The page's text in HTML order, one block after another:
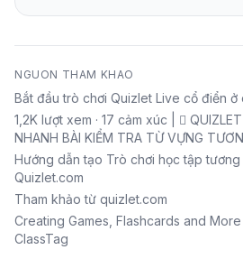
NGUON THAM KHAO
Bắt đầu trò chơi Quizlet Live cổ điển ở
1,2K lượt xem · 17 cảm xúc | 
NHANH BÀI KIỂM TRA TỪ VỰNG
Hướng dẫn tạo Trò chơi học tập
Quizlet.com
Tham khảo từ quizlet.com
Creating Games, Flashcards and
ClassTag